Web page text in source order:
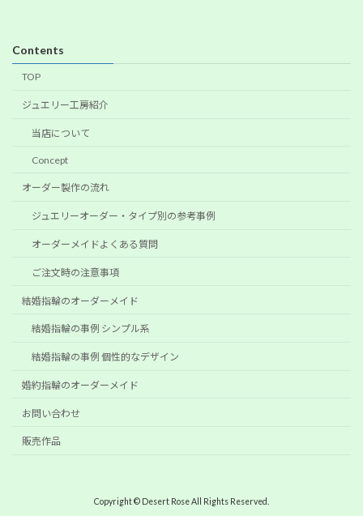
Contents
TOP
ジュエリー工房紹介
当店について
Concept
オーダー製作の流れ
ジュエリーオーダー・タイプ別の参考事例
オーダーメイドよくある質問
ご注文時の注意事項
結婚指輪のオーダーメイド
結婚指輪の事例 シンプル系
結婚指輪の事例 個性的なデザイン
婚約指輪のオーダーメイド
お問い合わせ
販売作品
Copyright © Desert Rose All Rights Reserved.